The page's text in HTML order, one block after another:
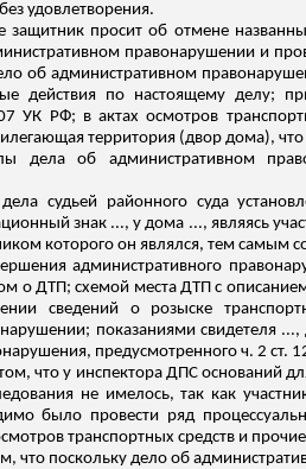
удовлетворения.
защитник просит об отмене
правонарушении и
об административном
действия по настоящему делу;
УК РФ; в актах осмотров
территория (двор дома),
дела об административном
судьей районного суда
знак ..., у дома ..., являясь
которого он являлся, тем
административного
о ДТП; схемой места ДТП с
сведений о розыске
показаниями свидетеля
предусмотренного ч. 2 ст.
что у инспектора ДПС оснований
не имелось, так как
было провести ряд
транспортных средств и
что поскольку дело об